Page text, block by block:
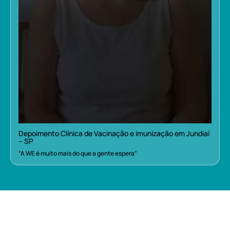
Depoimento Clínica de Vacinação e imunização em Jundiaí
– SP
“A WE é muito mais do que a gente espera”